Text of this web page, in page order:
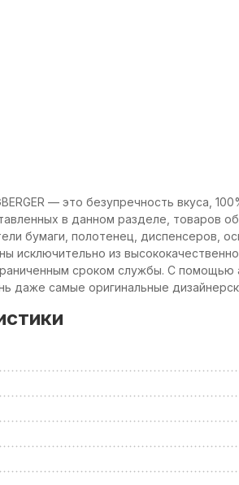
— это безупречность вкуса,
в данном разделе, товаров
бумаги, полотенец, диспенсеров,
исключительно из
сроком службы. С помощью
даже самые оригинальные